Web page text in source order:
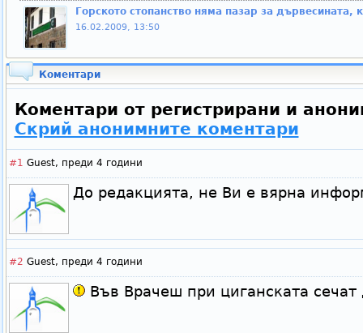
Горското стопанство няма пазар за дървесината,
16.02.2009, 13:50
Коментари
Коментари от регистрирани и
Скрий анонимните коментари
#1 Guest, преди 4 години
До редакцията, не Ви е вярна
#2 Guest, преди 4 години
Във Врачеш при циганската